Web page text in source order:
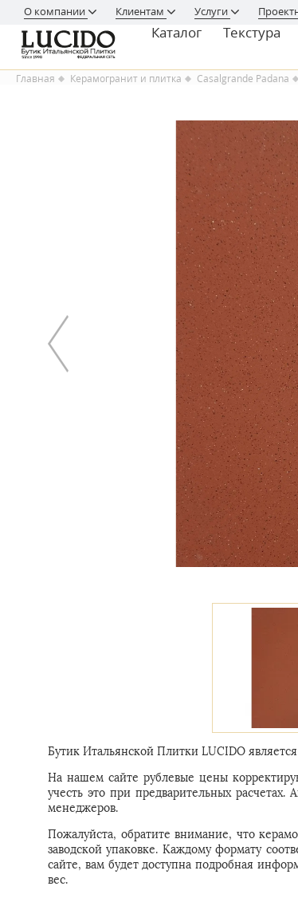
О компании Клиентам Услуги
Каталог Текстура
Главная Керамогранит и плитка Casalgrande Padana
Бутик Итальянской Плитки LUCIDO
На нашем сайте рублевые цены
учесть это при предварительных
менеджеров.
Пожалуйста, обратите внимание, что
заводской упаковке. Каждому формату
сайте, вам будет доступна подробная
вес.